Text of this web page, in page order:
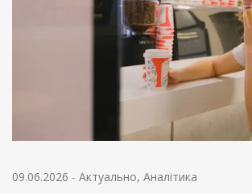
09.06.2026 - Актуально, Аналітика